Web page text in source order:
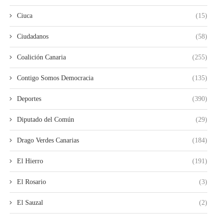
Ciuca (15)
Ciudadanos (58)
Coalición Canaria (255)
Contigo Somos Democracia (135)
Deportes (390)
Diputado del Común (29)
Drago Verdes Canarias (184)
El Hierro (191)
El Rosario (3)
El Sauzal (2)